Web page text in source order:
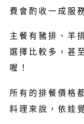
費會酌收一成服
主餐有豬排、羊
選擇比較多，甚
喔！
所有的排餐價格
料理來說，依娃